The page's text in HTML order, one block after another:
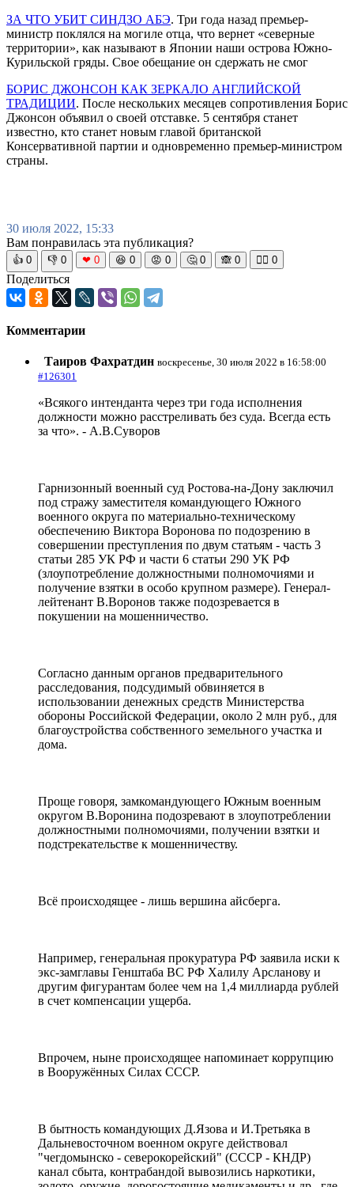
ЗА ЧТО УБИТ СИНДЗО АБЭ. Три года назад премьер-
министр поклялся на могиле отца, что вернет «северные
территории», как называют в Японии наши острова Южно-
Курильской гряды. Свое обещание он сдержать не смог
БОРИС ДЖОНСОН КАК ЗЕРКАЛО АНГЛИЙСКОЙ
ТРАДИЦИИ. После нескольких месяцев сопротивления Борис
Джонсон объявил о своей отставке. 5 сентября станет
известно, кто станет новым главой британской
Консервативной партии и одновременно премьер-министром
страны.
30 июля 2022, 15:33
Вам понравилась эта публикация?
👍 0 👎 0 ❤ 0 😆 0 😡 0 🤔 0 🙈 0 🧘‍♀️ 0
Поделиться
Комментарии
Таиров Фахратдин воскресенье, 30 июля 2022 в 16:58:00
#126301
«Всякого интенданта через три года исполнения
должности можно расстреливать без суда. Всегда есть
за что». - А.В.Суворов
Гарнизонный военный суд Ростова-на-Дону заключил
под стражу заместителя командующего Южного
военного округа по материально-техническому
обеспечению Виктора Воронова по подозрению в
совершении преступления по двум статьям - часть 3
статьи 285 УК РФ и части 6 статьи 290 УК РФ
(злоупотребление должностными полномочиями и
получение взятки в особо крупном размере). Генерал-
лейтенант В.Воронов также подозревается в
покушении на мошенничество.
Согласно данным органов предварительного
расследования, подсудимый обвиняется в
использовании денежных средств Министерства
обороны Российской Федерации, около 2 млн руб., для
благоустройства собственного земельного участка и
дома.
Проще говоря, замкомандующего Южным военным
округом В.Воронина подозревают в злоупотреблении
должностными полномочиями, получении взятки и
подстрекательстве к мошенничеству.
Всё происходящее - лишь вершина айсберга.
Например, генеральная прокуратура РФ заявила иски к
экс-замглавы Генштаба ВС РФ Халилу Арсланову и
другим фигурантам более чем на 1,4 миллиарда рублей
в счет компенсации ущерба.
Впрочем, ныне происходящее напоминает коррупцию
в Вооружённых Силах СССР.
В бытность командующих Д.Язова и И.Третьяка в
Дальневосточном военном округе действовал
"чегдомынско - северокорейский" (СССР - КНДР)
канал сбыта, контрабандой вывозились наркотики,